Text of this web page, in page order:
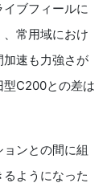
ブフィールに
常用域におけ
加速も力強さが
型C200との差は
ンとの間に組
ようになった